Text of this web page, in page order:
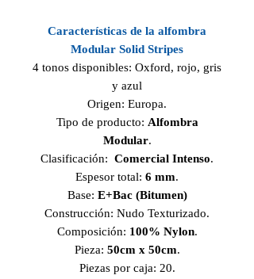
Características de la alfombra
Modular Solid Stripes
4 tonos disponibles: Oxford, rojo, gris
y azul
Origen: Europa.
Tipo de producto: Alfombra
Modular.
Clasificación: Comercial Intenso.
Espesor total: 6 mm.
Base: E+Bac (Bitumen)
Construcción: Nudo Texturizado.
Composición: 100% Nylon.
Pieza: 50cm x 50cm.
Piezas por caja: 20.